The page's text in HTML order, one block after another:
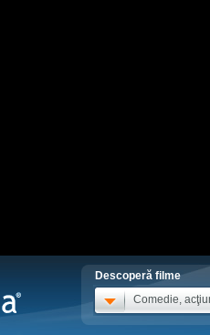
Descoperă filme
Comedie,